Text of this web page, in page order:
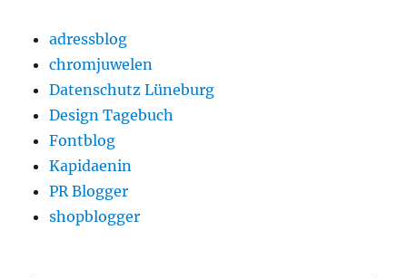
adressblog
chromjuwelen
Datenschutz Lüneburg
Design Tagebuch
Fontblog
Kapidaenin
PR Blogger
shopblogger